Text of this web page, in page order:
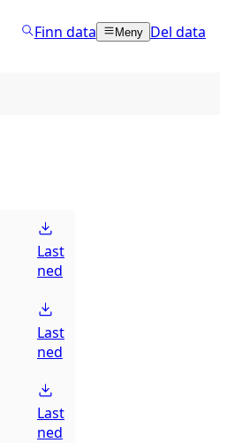
Finn data Meny Del data
Last
ned
Last
ned
Last
ned